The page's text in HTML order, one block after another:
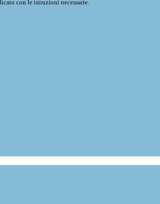
con le istruzioni necessarie.